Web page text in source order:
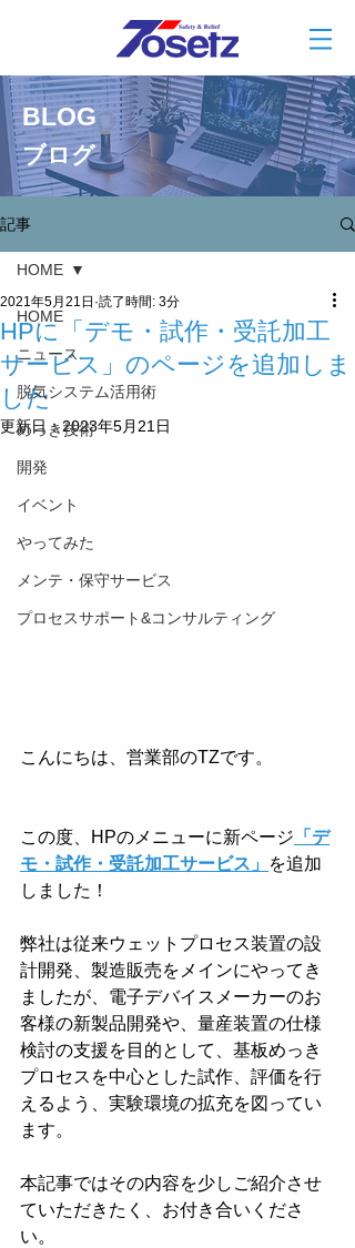
BLOG
ブログ
記事
HOME
ニュース
脱気システム活用術
めっき技術
開発
イベント
やってみた
メンテ・保守サービス
プロセスサポート&コンサルティング
HOME
HPに「デモ・試作・受託加工
サービス」のページを追加しま
した
2021年5月21日 読了時間: 3分
更新日：2023年5月21日
こんにちは、営業部のTZです。
この度、HPのメニューに新ページ 「デ
モ・試作・受託加工サービス」 を追加
しました！
弊社は従来ウェットプロセス装置の設
計開発、製造販売をメインにやってき
ましたが、電子デバイスメーカーのお
客様の新製品開発や、量産装置の仕様
検討の支援を目的として、基板めっき
プロセスを中心とした試作、評価を行
えるよう、実験環境の拡充を図ってい
ます。
本記事ではその内容を少しご紹介させ
ていただきたく、お付き合いくださ
い。